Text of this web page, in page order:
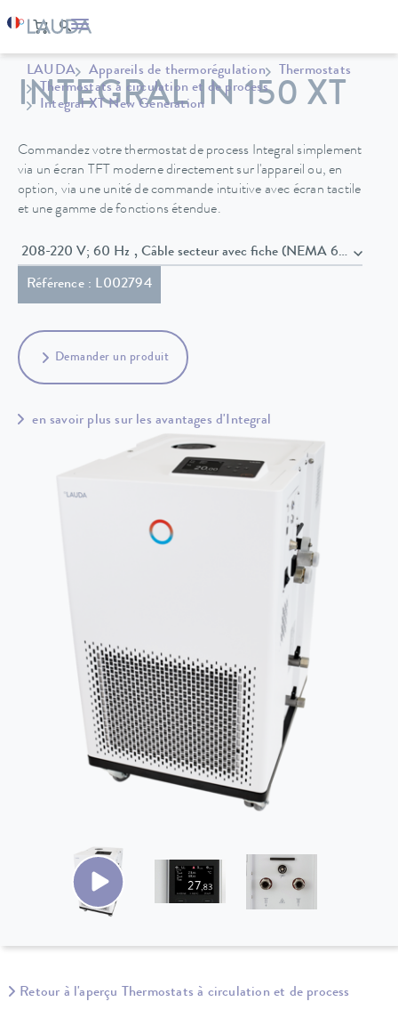
LAUDA Appareils de thermorégulation
Thermostats
Thermostats à circulation et de process
Integral XT New Generation
INTEGRAL IN 150 XT
Commandez votre thermostat de process Integral simplement
via un écran TFT moderne directement sur l'appareil ou, en
option, via une unité de commande intuitive avec écran tactile
et une gamme de fonctions étendue.
208-220 V; 60 Hz , Câble secteur avec fiche (NEMA 6-20P)
Référence : L002794
Demander un produit
en savoir plus sur les avantages d'Integral
Retour à l'aperçu Thermostats à circulation et de process